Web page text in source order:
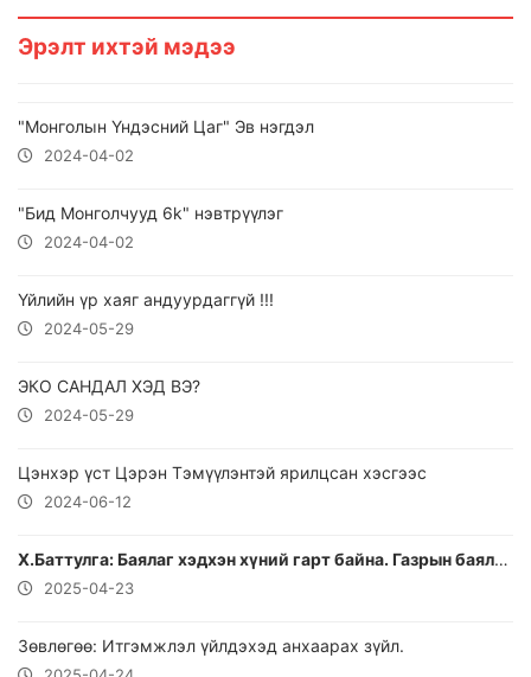
Эрэлт ихтэй мэдээ
"Монголын Үндэсний Цаг" Эв нэгдэл
2024-04-02
"Бид Монголчууд 6k" нэвтрүүлэг
2024-04-02
Үйлийн үр хаяг андуурдаггүй !!!
2024-05-29
ЭКО САНДАЛ ХЭД ВЭ?
2024-05-29
Цэнхэр үст Цэрэн Тэмүүлэнтэй ярилцсан хэсгээс
2024-06-12
Х.Баттулга: Баялаг хэдхэн хүний гарт байна. Газрын баялагаа зөв зүйтэй ашиглавал өнөөдөр иргэд ингэж ядуу амьдрахгүй
2025-04-23
Зөвлөгөө: Итгэмжлэл үйлдэхэд анхаарах зүйл.